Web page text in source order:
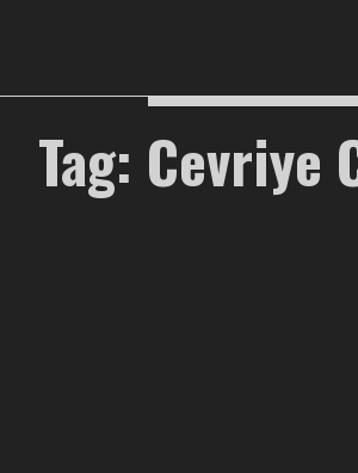
Tag: Cevriye